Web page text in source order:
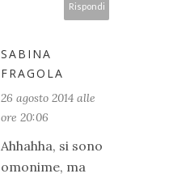
Rispondi
SABINA
FRAGOLA
26 agosto 2014 alle
ore 20:06
Ahhahha, si sono
omonime, ma